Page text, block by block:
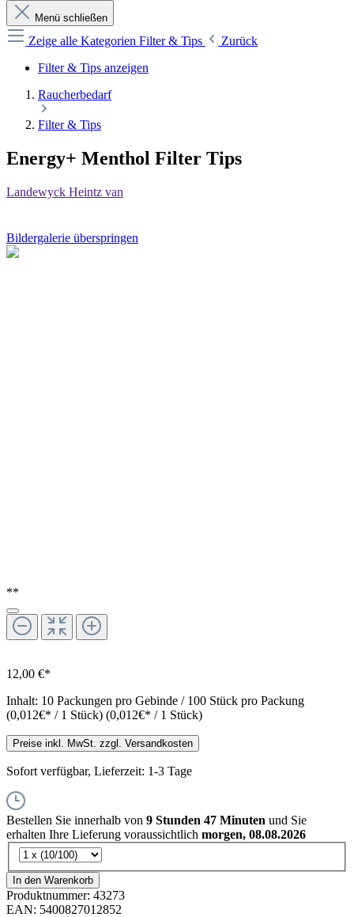
Menü schließen
Zeige alle Kategorien Filter & Tips
Zurück
Filter & Tips anzeigen
Raucherbedarf
Filter & Tips
Energy+ Menthol Filter Tips
Landewyck Heintz van
Bildergalerie überspringen
**
12,00 €*
Inhalt: 10 Packungen pro Gebinde / 100 Stück pro Packung
(0,012€* / 1 Stück) (0,012€* / 1 Stück)
Preise inkl. MwSt. zzgl. Versandkosten
Sofort verfügbar, Lieferzeit: 1-3 Tage
Bestellen Sie innerhalb von 9 Stunden 47 Minuten und Sie
erhalten Ihre Lieferung voraussichtlich morgen, 08.08.2026
In den Warenkorb
Produktnummer: 43273
EAN: 5400827012852